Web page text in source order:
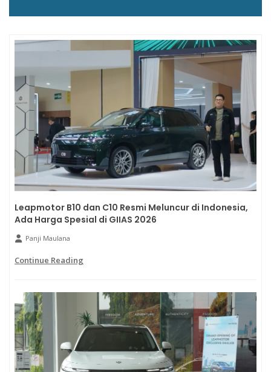
Leapmotor B10 dan C10 Resmi Meluncur di Indonesia,
Ada Harga Spesial di GIIAS 2026
Panji Maulana
Continue Reading